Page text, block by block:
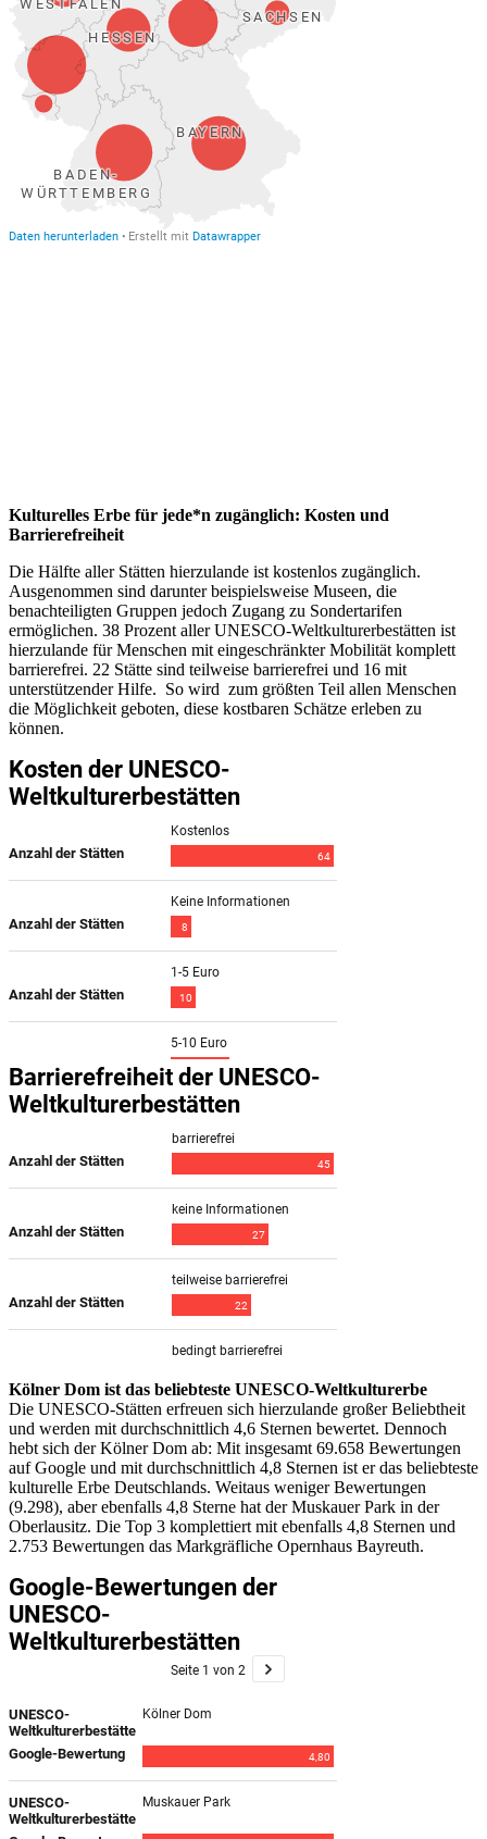
Kulturelles Erbe für jede*n zugänglich: Kosten und
Barrierefreiheit
Die Hälfte aller Stätten hierzulande ist kostenlos zugänglich.
Ausgenommen sind darunter beispielsweise Museen, die
benachteiligten Gruppen jedoch Zugang zu Sondertarifen
ermöglichen. 38 Prozent aller UNESCO-Weltkulturerbestätten ist
hierzulande für Menschen mit eingeschränkter Mobilität komplett
barrierefrei. 22 Stätte sind teilweise barrierefrei und 16 mit
unterstützender Hilfe. So wird zum größten Teil allen Menschen
die Möglichkeit geboten, diese kostbaren Schätze erleben zu
können.
Kölner Dom ist das beliebteste UNESCO-Weltkulturerbe
Die UNESCO-Stätten erfreuen sich hierzulande großer Beliebtheit
und werden mit durchschnittlich 4,6 Sternen bewertet. Dennoch
hebt sich der Kölner Dom ab: Mit insgesamt 69.658 Bewertungen
auf Google und mit durchschnittlich 4,8 Sternen ist er das beliebteste
kulturelle Erbe Deutschlands. Weitaus weniger Bewertungen
(9.298), aber ebenfalls 4,8 Sterne hat der Muskauer Park in der
Oberlausitz. Die Top 3 komplettiert mit ebenfalls 4,8 Sternen und
2.753 Bewertungen das Markgräfliche Opernhaus Bayreuth.